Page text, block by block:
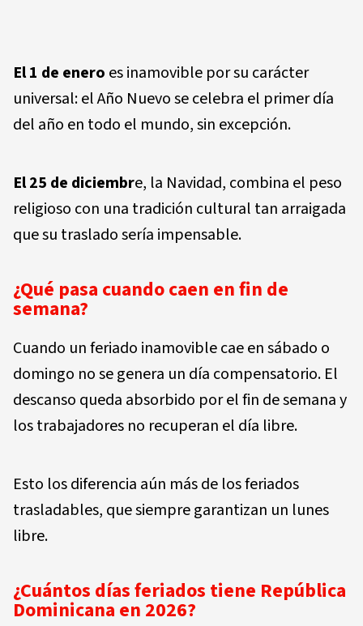
El 1 de enero es inamovible por su carácter
universal: el Año Nuevo se celebra el primer día
del año en todo el mundo, sin excepción.
El 25 de diciembre, la Navidad, combina el peso
religioso con una tradición cultural tan arraigada
que su traslado sería impensable.
¿Qué pasa cuando caen en fin de
semana?
Cuando un feriado inamovible cae en sábado o
domingo no se genera un día compensatorio. El
descanso queda absorbido por el fin de semana y
los trabajadores no recuperan el día libre.
Esto los diferencia aún más de los feriados
trasladables, que siempre garantizan un lunes
libre.
¿Cuántos días feriados tiene República
Dominicana en 2026?